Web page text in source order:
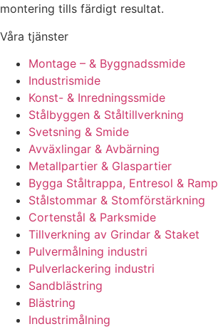
montering tills färdigt resultat.
Våra tjänster
Montage – & Byggnadssmide
Industrismide
Konst- & Inredningssmide
Stålbyggen & Ståltillverkning
Svetsning & Smide
Avväxlingar & Avbärning
Metallpartier & Glaspartier
Bygga Ståltrappa, Entresol & Ramp
Stålstommar & Stomförstärkning
Cortenstål & Parksmide
Tillverkning av Grindar & Staket
Pulvermålning industri
Pulverlackering industri
Sandblästring
Blästring
Industrimålning